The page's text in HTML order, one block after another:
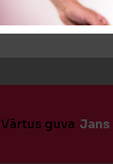
Maksims
Vārtus guva